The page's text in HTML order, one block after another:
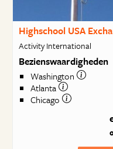
Highschool USA
Activity International
Bezienswaardigheden
Washington
Atlanta
Chicago